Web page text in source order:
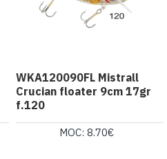
WKA120090FL Mistrall
Crucian floater 9cm 17gr
f.120
MOC: 8.70€